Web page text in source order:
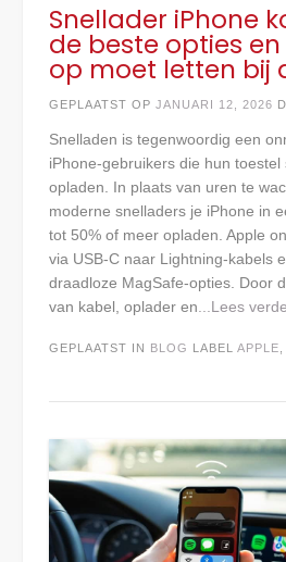
Snellader iPhone
de beste opties
op moet letten bij
GEPLAATST OP JANUARI 12, 2026
Snelladen is tegenwoordig een
iPhone-gebruikers die hun toestel
opladen. In plaats van uren te
moderne snelladers je iPhone in
tot 50% of meer opladen. Apple
via USB-C naar Lightning-kabels
draadloze MagSafe-opties. Door
van kabel, oplader en ...Lees
GEPLAATST IN BLOG LABEL APPLE